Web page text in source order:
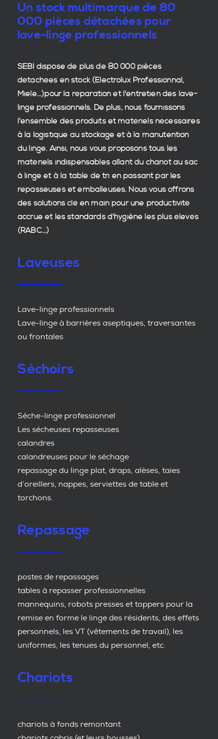
Un stock multimarque de 80
000 pièces détachées pour
lave-linge professionnels
SEBI dispose de plus de 80 000pièces
détachées en stock(Electrolux Professionnal,
Miele...)pour la réparation et l'entretien des lave-
linge professionnels. De plus, nous fournissons
l'ensemble des produits et matériels nécessaires
à la logistique au stockage et à la manutention
du linge. Ainsi, nous vous proposons tous les
matériels indispensables allant du chariot au sac
à linge et à la table de tri en passant par les
repasseuses et emballeuses. Nous vous offrons
des solutions clé en main pour une productivité
accrue et lesstandards d'hygiène les plus élevés
(RABC...)
Laveuses
Lave-linge professionnels
Lave-linge à barrières aseptiques, traversantes
ou frontales
Séchoirs
Sèche-linge professionnel
Les sécheuses repasseuses
calandres
calandreuses pour le séchage
repassage du linge plat, draps, alèses, taies
d’oreillers, nappes, serviettes de table et
torchons.
Repassage
postes de repassages
tables à repasser professionnelles
mannequins, robots presses et toppers pour la
remise en forme le linge des résidents, des effets
personnels, les VT (vêtements de travail), les
uniformes, les tenues du personnel, etc.
Chariots
chariots à fonds remontant